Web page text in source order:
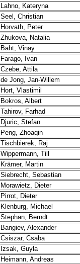
Lahno, Kateryna
Seel, Christian
Horvath, Peter
Zhukova, Natalia
Baht, Vinay
Farago, Ivan
Czebe, Attila
de Jong, Jan-Willem
Hort, Vlastimil
Bokros, Albert
Tahirov, Farhad
Djuric, Stefan
Peng, Zhoaqin
Tischbierek, Raj
Wippermann, Till
Krämer, Martin
Siebrecht, Sebastian
Morawietz, Dieter
Pirrot, Dieter
Klenburg, Michael
Stephan, Berndt
Bangiev, Alexander
Csiszar, Csaba
Izsak, Guyla
Heimann, Andreas